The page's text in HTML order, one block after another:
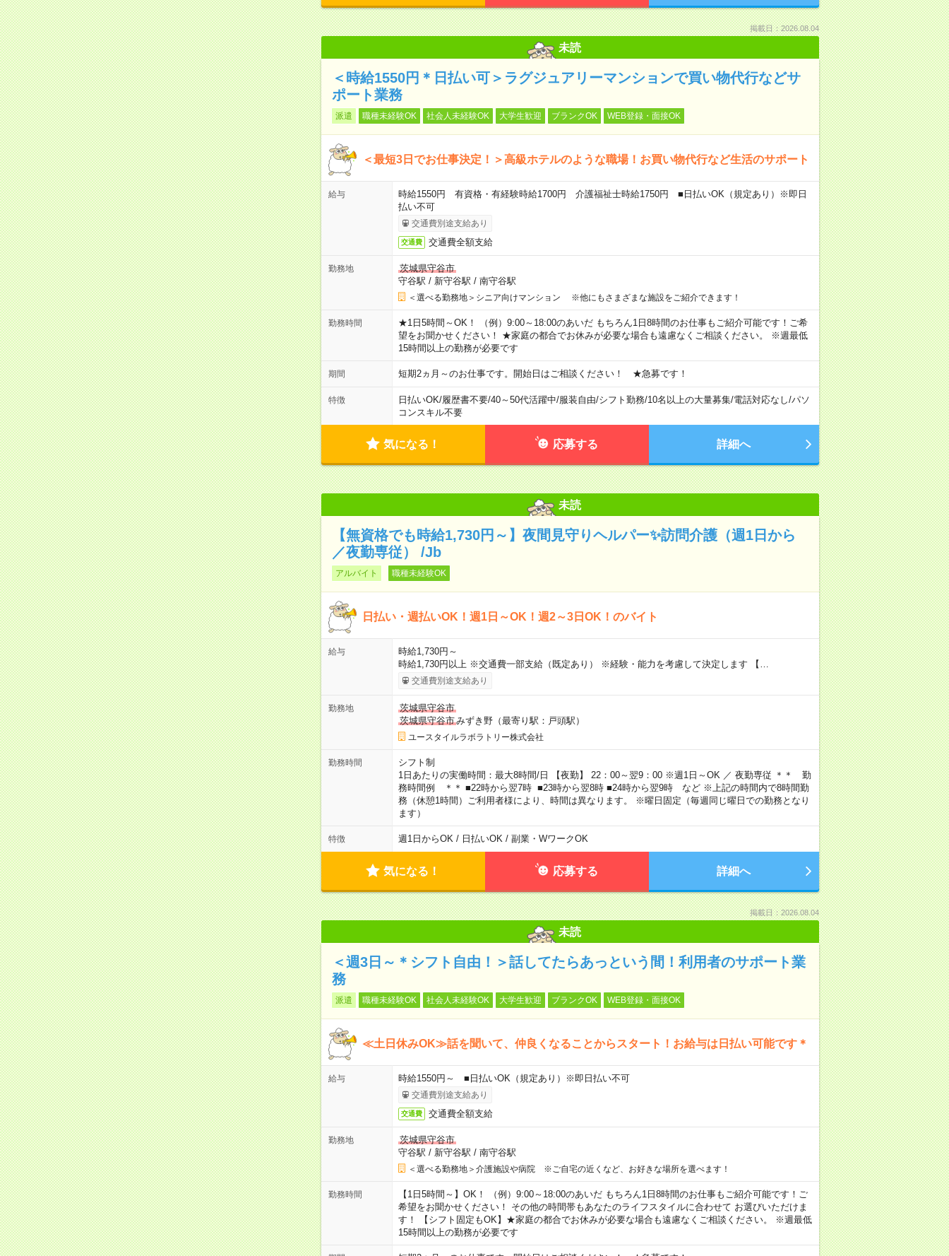
掲載日：2026.08.04
未読
＜時給1550円＊日払い可＞ラグジュアリーマンションで買い物代行などサ
ポート業務
派遣 職種未経験OK 社会人未経験OK 大学生歓迎 ブランクOK WEB登録・面接OK
＜最短3日でお仕事決定！＞高級ホテルのような職場！お買い物代行など生活のサポート
給与
時給1550円 有資格・有経験時給1700円 介護福祉士時給1750円 ■日払いOK（規定あり）※即日
払い不可
交通費別途支給あり
交通費 交通費全額支給
勤務地
茨城県守谷市
守谷駅 / 新守谷駅 / 南守谷駅
＜選べる勤務地＞シニア向けマンション ※他にもさまざまな施設をご紹介できます！
勤務時間
★1日5時間～OK！ （例）9:00～18:00のあいだ もちろん1日8時間のお仕事もご紹介可能です！ご希
望をお聞かせください！ ★家庭の都合でお休みが必要な場合も遠慮なくご相談ください。 ※週最低
15時間以上の勤務が必要です
期間 短期2ヵ月～のお仕事です。開始日はご相談ください！ ★急募です！
特徴 日払いOK/履歴書不要/40～50代活躍中/服装自由/シフト勤務/10名以上の大量募集/電話対応なし/パソ
コンスキル不要
気になる！ 応募する 詳細へ
未読
【無資格でも時給1,730円～】夜間見守りヘルパー✨訪問介護（週1日から
／夜勤専従） /Jb
アルバイト 職種未経験OK
日払い・週払いOK！週1日～OK！週2～3日OK！のバイト
給与
時給1,730円～
時給1,730円以上 ※交通費一部支給（既定あり） ※経験・能力を考慮して決定します 【…
交通費別途支給あり
勤務地
茨城県守谷市
茨城県守谷市みずき野（最寄り駅：戸頭駅）
ユースタイルラボラトリー株式会社
勤務時間
シフト制
1日あたりの実働時間：最大8時間/日 【夜勤】 22：00～翌9：00 ※週1日～OK ／ 夜勤専従 ＊＊ 勤
務時間例 ＊＊ ■22時から翌7時 ■23時から翌8時 ■24時から翌9時 など ※上記の時間内で8時間勤
務（休憩1時間）ご利用者様により、時間は異なります。 ※曜日固定（毎週同じ曜日での勤務となり
ます）
特徴 週1日からOK / 日払いOK / 副業・WワークOK
気になる！ 応募する 詳細へ
掲載日：2026.08.04
未読
＜週3日～＊シフト自由！＞話してたらあっという間！利用者のサポート業
務
派遣 職種未経験OK 社会人未経験OK 大学生歓迎 ブランクOK WEB登録・面接OK
≪土日休みOK≫話を聞いて、仲良くなることからスタート！お給与は日払い可能です＊
給与 時給1550円～ ■日払いOK（規定あり）※即日払い不可
交通費別途支給あり
交通費 交通費全額支給
勤務地
茨城県守谷市
守谷駅 / 新守谷駅 / 南守谷駅
＜選べる勤務地＞介護施設や病院 ※ご自宅の近くなど、お好きな場所を選べます！
勤務時間
【1日5時間～】OK！ （例）9:00～18:00のあいだ もちろん1日8時間のお仕事もご紹介可能です！ご
希望をお聞かせください！ その他の時間帯もあなたのライフスタイルに合わせて お選びいただけま
す！ 【シフト固定もOK】★家庭の都合でお休みが必要な場合も遠慮なくご相談ください。 ※週最低
15時間以上の勤務が必要です